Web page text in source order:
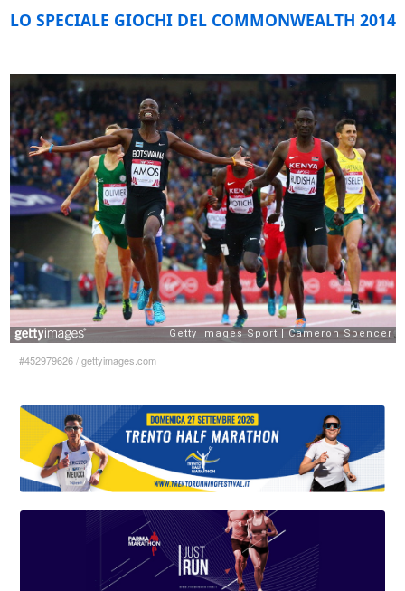
LO SPECIALE GIOCHI DEL COMMONWEALTH 2014
#452979626/gettyimages.com